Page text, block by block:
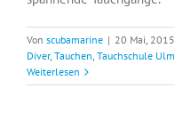
Von scubamarine | 20 Mai, 2015
Diver, Tauchen, Tauchschule Ulm
Weiterlesen